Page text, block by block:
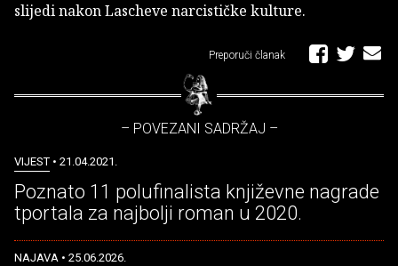
slijedi nakon Lascheve narcističke kulture.
Preporuči članak
– POVEZANI SADRŽAJ –
VIJEST • 21.04.2021.
Poznato 11 polufinalista književne nagrade
tportala za najbolji roman u 2020.
NAJAVA • 25.06.2026.